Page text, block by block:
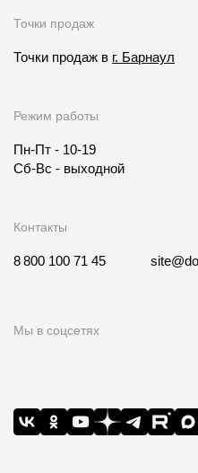
Точки продаж
Точки продаж в г. Барнаул
Режим работы
Пн-Пт - 10-19
Сб-Вс - выходной
Контакты
8 800 100 71 45
Мы в соцсетях